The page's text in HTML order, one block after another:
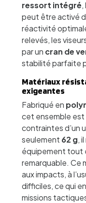
ressort intégré
peut être activé
réactivité
relevés, les
par un cran de
stabilité parfaite
Matériaux
exigeantes
Fabriqué en
cet ensemble
contraintes d’un
seulement 62 g,
équipement tout
remarquable. Ce
aux impacts, à
difficiles, ce qui
missions